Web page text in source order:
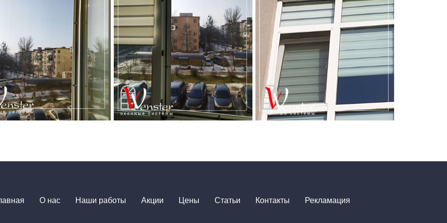
О нас Наши работы Акции Цены Статьи Контакты Рекламация